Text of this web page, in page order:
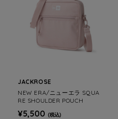
JACKROSE
NEW ERA/ニューエラ SQUA
RE SHOULDER POUCH
¥5,500 (税込)